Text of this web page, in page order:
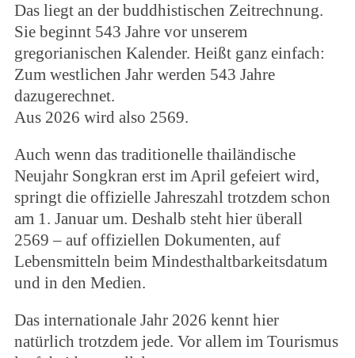
Das liegt an der buddhistischen Zeitrechnung.
Sie beginnt 543 Jahre vor unserem
gregorianischen Kalender. Heißt ganz einfach:
Zum westlichen Jahr werden 543 Jahre
dazugerechnet.
Aus 2026 wird also 2569.
Auch wenn das traditionelle thailändische
Neujahr Songkran erst im April gefeiert wird,
springt die offizielle Jahreszahl trotzdem schon
am 1. Januar um. Deshalb steht hier überall
2569 – auf offiziellen Dokumenten, auf
Lebensmitteln beim Mindesthaltbarkeitsdatum
und in den Medien.
Das internationale Jahr 2026 kennt hier
natürlich trotzdem jede. Vor allem im Tourismus